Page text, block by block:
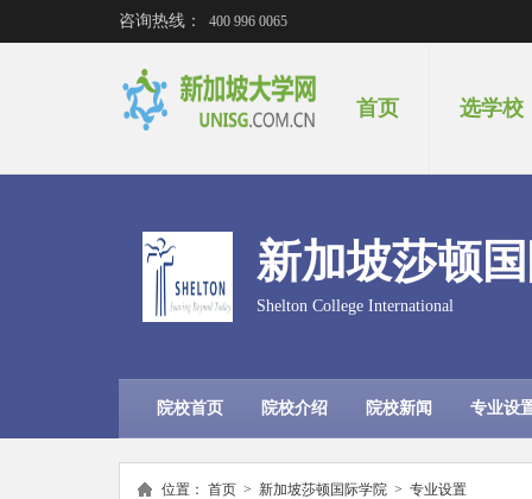
咨询热线： 400 996 0065
首页 选学校
新加坡莎顿
Shelton College International
院校首页 院校介绍 院校新闻 专业设
位置： 首页 > 新加坡莎顿国际学院 > 专业设置